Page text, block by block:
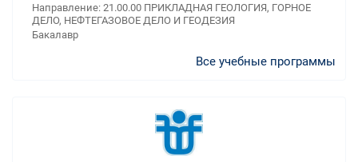
Направление: 21.00.00 ПРИКЛАДНАЯ ГЕОЛОГИЯ, ГОРНОЕ
ДЕЛО, НЕФТЕГАЗОВОЕ ДЕЛО И ГЕОДЕЗИЯ
Бакалавр
Все учебные программы